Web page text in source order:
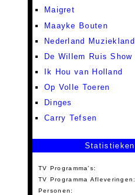
Maigret
Maayke Bouten
Nederland Muziekland
De Willem Ruis Show
Ik Hou van Holland
Op Volle Toeren
Dinges
Carry Tefsen
Statistieken
TV Programma's:
TV Programma Afleveringen:
Personen: